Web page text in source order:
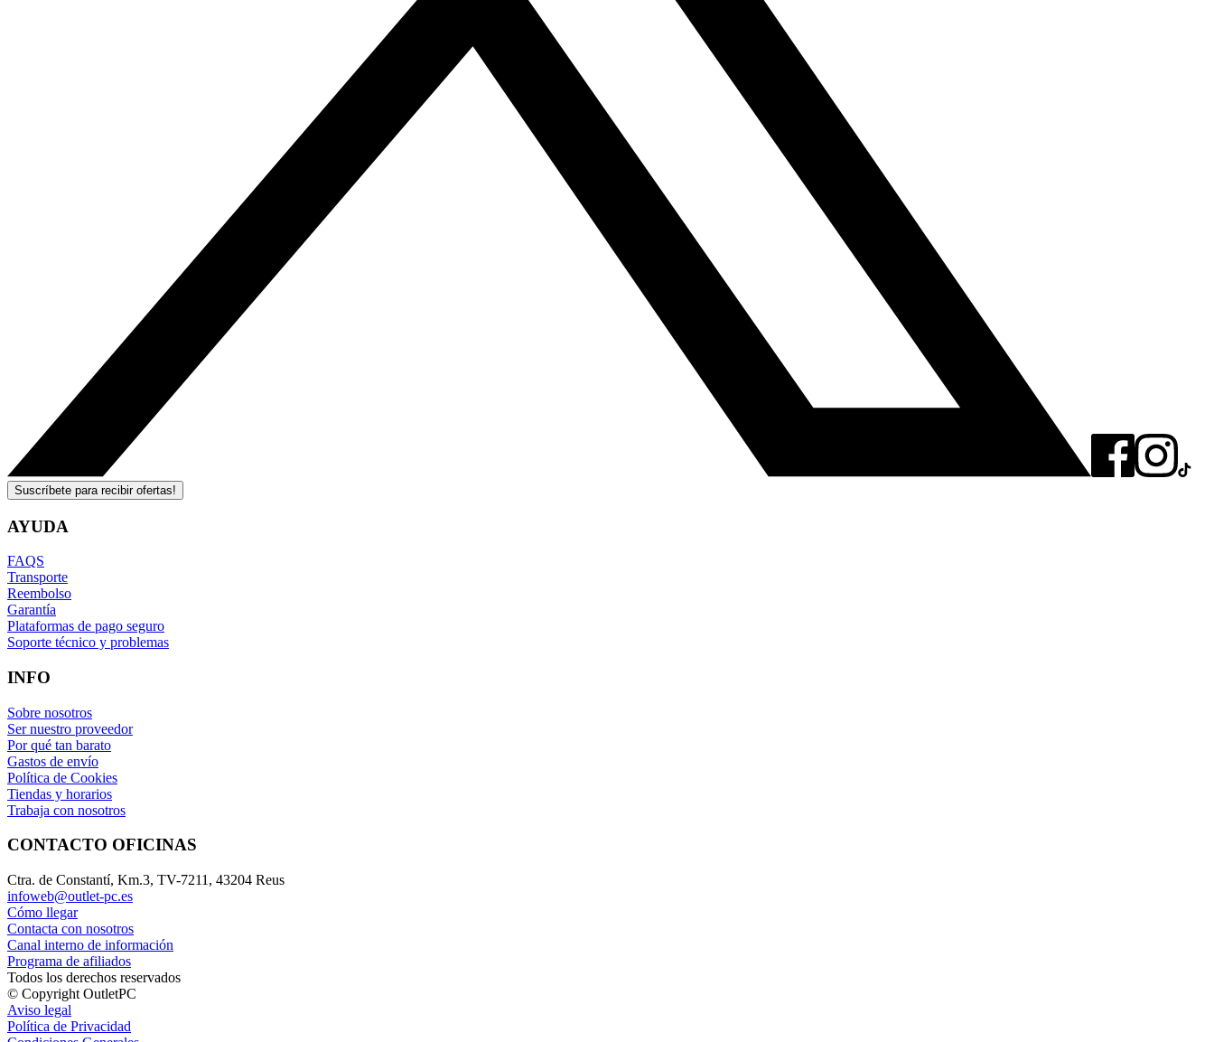
Suscríbete para recibir ofertas!
AYUDA
FAQS
Transporte
Reembolso
Garantía
Plataformas de pago seguro
Soporte técnico y problemas
INFO
Sobre nosotros
Ser nuestro proveedor
Por qué tan barato
Gastos de envío
Política de Cookies
Tiendas y horarios
Trabaja con nosotros
CONTACTO OFICINAS
Ctra. de Constantí, Km.3, TV-7211, 43204 Reus
infoweb@outlet-pc.es
Cómo llegar
Contacta con nosotros
Canal interno de información
Programa de afiliados
Todos los derechos reservados
© Copyright OutletPC
Aviso legal
Política de Privacidad